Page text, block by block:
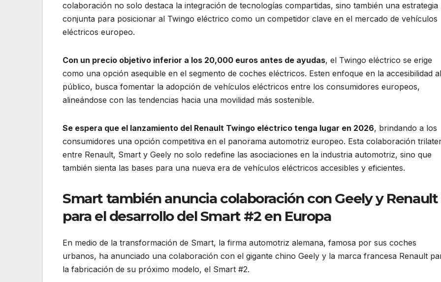
colaboración no solo destaca la integración de tecnologías compartidas, sino también una estrategia
conjunta para posicionar al Twingo eléctrico como un competidor clave en el mercado de vehículos
eléctricos europeo.
Con un precio objetivo inferior a los 20,000 euros antes de ayudas, el Twingo eléctrico se erige
como una opción asequible en el segmento de coches eléctricos. Esten enfoque en la accesibilidad al
público, busca fomentar la adopción de vehículos eléctricos entre los consumidores europeos,
alineándose con las tendencias hacia una movilidad más sostenible.
Se espera que el lanzamiento del Renault Twingo eléctrico tenga lugar en 2026, brindando a los
consumidores una opción competitiva en el panorama automotriz europeo. Esta colaboración
entre Renault, Smart y Geely no solo redefine las asociaciones en la industria automotriz, sino que
también sienta las bases para una nueva era de vehículos eléctricos accesibles y eficientes.
Smart también anuncia colaboración con Geely y Renault
para el desarrollo del Smart #2 en Europa
En medio de la transformación de Smart, la firma automotriz alemana, famosa por sus coches
urbanos, ha anunciado una colaboración con el gigante chino Geely y la marca francesa Renault
la fabricación de su próximo modelo, el Smart #2.
vuelven a
Venezuela
LANA BALLESTER